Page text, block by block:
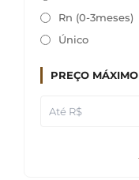
Rn (0-3meses)
Único
PREÇO MÁXIMO